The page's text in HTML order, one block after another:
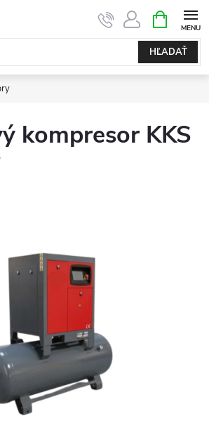
HĽADAŤ
KOŠÍK
kompresor KKS